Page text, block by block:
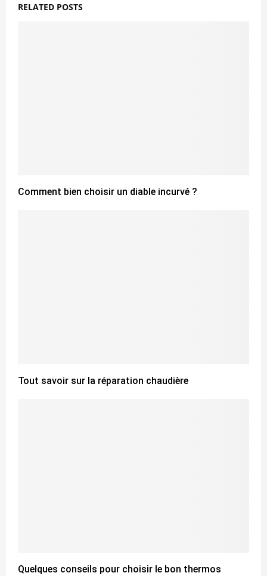
RELATED POSTS
Comment bien choisir un diable incurvé ?
Tout savoir sur la réparation chaudière
Quelques conseils pour choisir le bon thermos